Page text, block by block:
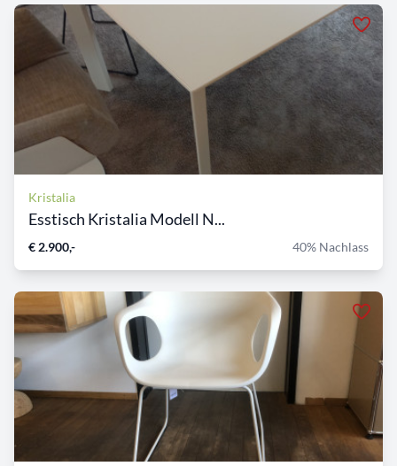
Kristalia
Esstisch Kristalia Modell N...
€ 2.900,- 40% Nachlass